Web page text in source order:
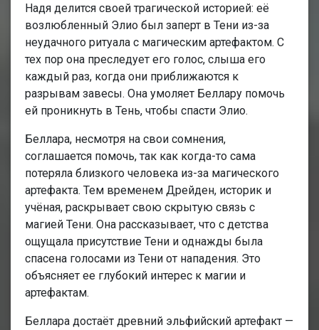
Надя делится своей трагической историей: её
возлюбленный Элио был заперт в Тени из-за
неудачного ритуала с магическим артефактом. С
тех пор она преследует его голос, слыша его
каждый раз, когда они приближаются к
разрывам завесы. Она умоляет Беллару помочь
ей проникнуть в Тень, чтобы спасти Элио.
Беллара, несмотря на свои сомнения,
соглашается помочь, так как когда-то сама
потеряла близкого человека из-за магического
артефакта. Тем временем Дрейден, историк и
учёная, раскрывает свою скрытую связь с
магией Тени. Она рассказывает, что с детства
ощущала присутствие Тени и однажды была
спасена голосами из Тени от нападения. Это
объясняет ее глубокий интерес к магии и
артефактам.
Беллара достаёт древний эльфийский артефакт —